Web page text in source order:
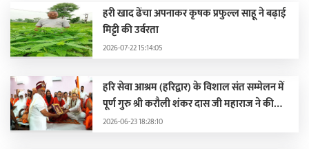
हरी खाद ढेंचा अपनाकर कृषक प्रफुल्ल साहू ने बढ़ाई
मिट्टी की उर्वरता
2026-07-22 15:14:05
हरि सेवा आश्रम (हरिद्वार) के विशाल संत सम्मेलन में
पूर्ण गुरु श्री करौली शंकर दास जी महाराज ने की
सहभागिता, मुख्यमंत्री और दिग्गज संतों द्वारा हुए
2026-06-23 18:28:10